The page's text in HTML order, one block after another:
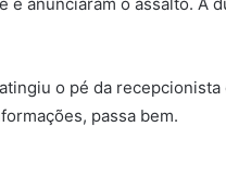
o pé da recepcionista
passa bem.